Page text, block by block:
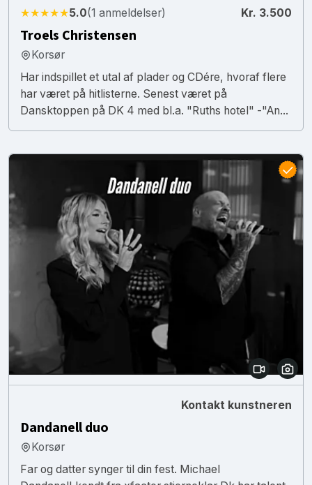
★★★★★5.0(1 anmeldelser) Kr. 3.500
Troels Christensen
Korsør
Har indspillet et utal af plader og CDére, hvoraf flere
har været på hitlisterne. Senest været på
Dansktoppen på DK 4 med bl.a. "Ruths hotel" -"An...
Kontakt kunstneren
Dandanell duo
Korsør
Far og datter synger til din fest. Michael